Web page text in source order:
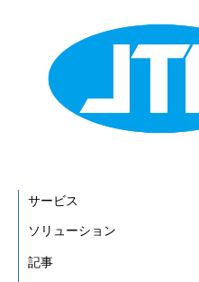
サービス
ソリューション
記事